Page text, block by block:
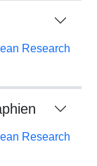
Research
Research